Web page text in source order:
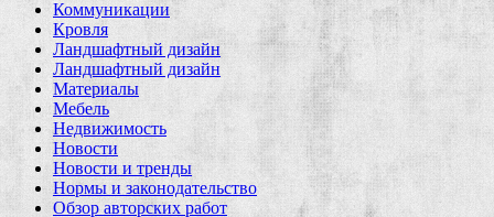
Коммуникации
Кровля
Ландшафтный дизайн
Ландшафтный дизайн
Материалы
Мебель
Недвижимость
Новости
Новости и тренды
Нормы и законодательство
Обзор авторских работ